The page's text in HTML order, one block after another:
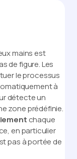
mains est
de figure. Les
le processus
à
détecte un
zone prédéfinie.
chaque
en particulier
pas à portée de